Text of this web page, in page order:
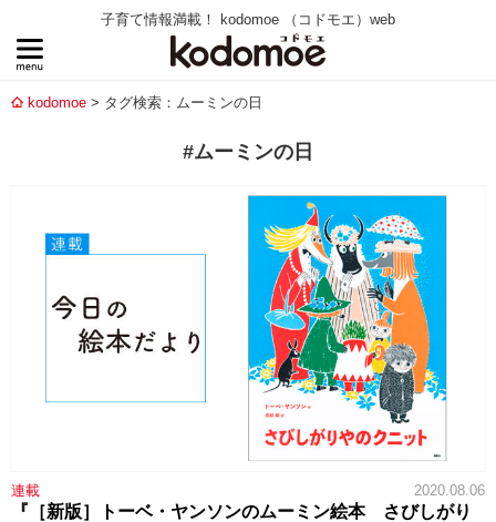
子育て情報満載！ kodomoe （コドモエ）web
kodomoe タグ検索：ムーミンの日
#ムーミンの日
連載 2020.08.06
『［新版］トーベ・ヤンソンのムーミン絵本 さびしがり